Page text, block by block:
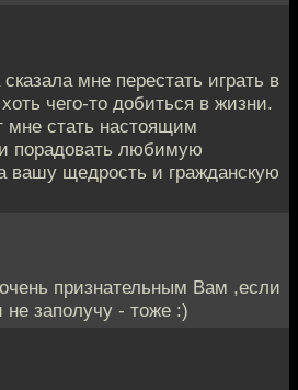
мне перестать играть в
чего-то добиться в жизни.
стать настоящим
порадовать любимую
щедрость и гражданскую
признательным Вам ,если
заполучу - тоже :)